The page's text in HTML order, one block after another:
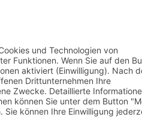
Postpaid
Prepaid